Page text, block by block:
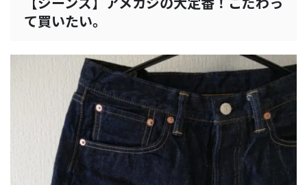
て買いたい。